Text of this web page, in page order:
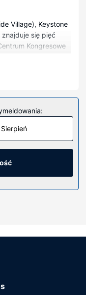
Village), Keystone
się pięć
Kongresowe
przyjazną
których
Bezpłatny
łączność ze
Prywatna
zabiegi na ciało i
jest bezpłatny